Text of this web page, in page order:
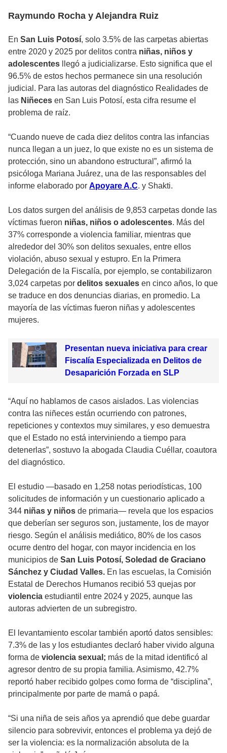
Raymundo Rocha y Alejandra Ruiz
En San Luis Potosí, solo 3.5% de las carpetas abiertas
entre 2020 y 2025 por delitos contra niñas, niños y
adolescentes llegó a judicializarse. Esto significa que el
96.5% de estos hechos permanece sin una resolución
judicial. Para las autoras del diagnóstico Realidades de
las Niñeces en San Luis Potosí, esta cifra resume el
problema de raíz.
“Cuando nueve de cada diez delitos contra las infancias
nunca llegan a un juez, lo que existe no es un sistema de
protección, sino un abandono estructural”, afirmó la
psicóloga Mariana Juárez, una de las responsables del
informe elaborado por Apoyare A.C. y Shakti.
Los datos surgen del análisis de 9,853 carpetas donde las
víctimas fueron niñas, niños o adolescentes. Más del
37% corresponde a violencia familiar, mientras que
alrededor del 30% son delitos sexuales, entre ellos
violación, abuso sexual y estupro. En la Primera
Delegación de la Fiscalía, por ejemplo, se contabilizaron
3,024 carpetas por delitos sexuales en cinco años, lo que
se traduce en dos denuncias diarias, en promedio. La
mayoría de las víctimas fueron niñas y adolescentes
mujeres.
Presentan nueva iniciativa para crear
Fiscalía Especializada en Delitos de
Desaparición Forzada en SLP
“Aquí no hablamos de casos aislados. Las violencias
contra las niñeces están ocurriendo con patrones,
repeticiones y contextos muy similares, y eso demuestra
que el Estado no está interviniendo a tiempo para
detenerlas”, sostuvo la abogada Claudia Cuéllar, coautora
del diagnóstico.
El estudio —basado en 1,258 notas periodísticas, 100
solicitudes de información y un cuestionario aplicado a
344 niñas y niños de primaria— revela que los espacios
que deberían ser seguros son, justamente, los de mayor
riesgo. Según el análisis mediático, 80% de los casos
ocurre dentro del hogar, con mayor incidencia en los
municipios de San Luis Potosí, Soledad de Graciano
Sánchez y Ciudad Valles. En las escuelas, la Comisión
Estatal de Derechos Humanos recibió 53 quejas por
violencia estudiantil entre 2024 y 2025, aunque las
autoras advierten de un subregistro.
El levantamiento escolar también aportó datos sensibles:
7.3% de las y los estudiantes declaró haber vivido alguna
forma de violencia sexual; más de la mitad identificó al
agresor dentro de su propia familia. Asimismo, 42.7%
reportó haber recibido golpes como forma de “disciplina”,
principalmente por parte de mamá o papá.
“Si una niña de seis años ya aprendió que debe guardar
silencio para sobrevivir, entonces el problema ya dejó de
ser la violencia: es la normalización absoluta de la